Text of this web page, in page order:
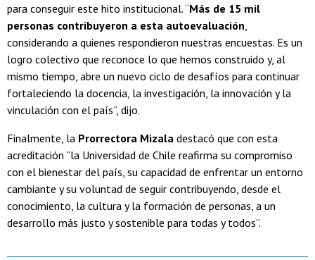
para conseguir este hito institucional. “Más de 15 mil
personas contribuyeron a esta autoevaluación
considerando a quienes respondieron nuestras encuestas. Es un
logro colectivo que reconoce lo que hemos construido y, al
mismo tiempo, abre un nuevo ciclo de desafíos para continuar
fortaleciendo la docencia, la investigación, la innovación y la
vinculación con el país”, dijo.
Finalmente, la Prorrectora Mizala destacó que con esta
acreditación “la Universidad de Chile reafirma su compromiso
con el bienestar del país, su capacidad de enfrentar un entorno
cambiante y su voluntad de seguir contribuyendo, desde el
conocimiento, la cultura y la formación de personas, a un
desarrollo más justo y sostenible para todas y todos”.